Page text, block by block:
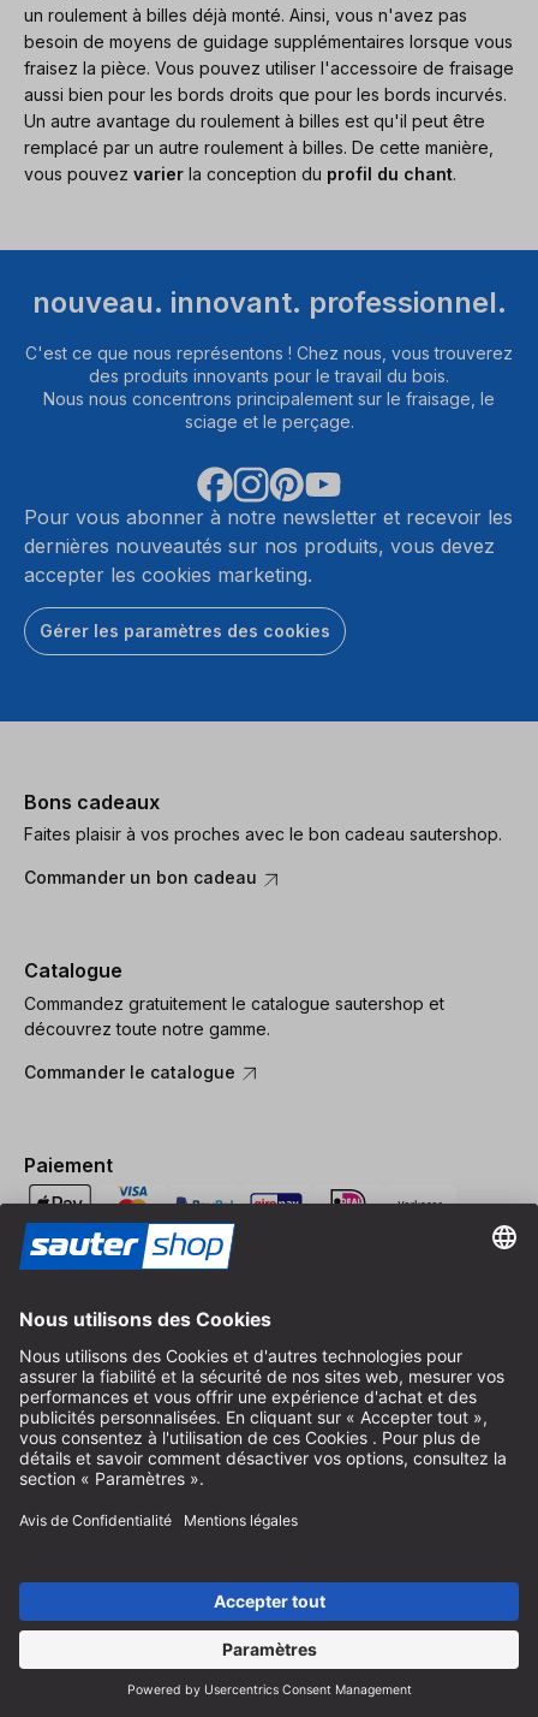
un roulement à billes déjà monté. Ainsi, vous n'avez pas
besoin de moyens de guidage supplémentaires lorsque vous
fraisez la pièce. Vous pouvez utiliser l'accessoire de fraisage
aussi bien pour les bords droits que pour les bords incurvés.
Un autre avantage du roulement à billes est qu'il peut être
remplacé par un autre roulement à billes. De cette manière,
vous pouvez varier la conception du profil du chant.
nouveau. innovant. professionnel.
C'est ce que nous représentons ! Chez nous, vous trouverez
des produits innovants pour le travail du bois.
Nous nous concentrons principalement sur le fraisage, le
sciage et le perçage.
Pour vous abonner à notre newsletter et recevoir les
dernières nouveautés sur nos produits, vous devez
accepter les cookies marketing.
Gérer les paramètres des cookies
Bons cadeaux
Faites plaisir à vos proches avec le bon cadeau sautershop.
Commander un bon cadeau
Catalogue
Commandez gratuitement le catalogue sautershop et
découvrez toute notre gamme.
Commander le catalogue
Paiement
Expédition
Contact
Conseil spécialisé
info@sautershop.com
Hotline de service
+49 (0) 8152 92898-81
info@sautershop.com